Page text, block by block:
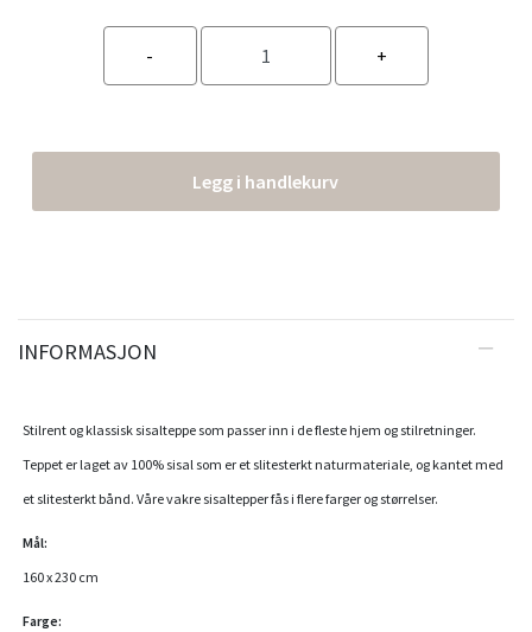
Legg i handlekurv
INFORMASJON
Stilrent og klassisk sisalteppe som passer inn i de fleste hjem og stilretninger.
Teppet er laget av 100% sisal som er et slitesterkt naturmateriale, og kantet med
et slitesterkt bånd. Våre vakre sisaltepper fås i flere farger og størrelser.
Mål:
160 x 230 cm
Farge: